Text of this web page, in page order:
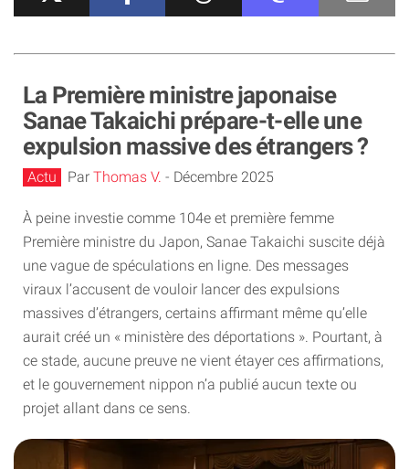
La Première ministre japonaise
Sanae Takaichi prépare-t-elle une
expulsion massive des étrangers ?
Actu Par Thomas V. - Décembre 2025
À peine investie comme 104e et première femme
Première ministre du Japon, Sanae Takaichi suscite déjà
une vague de spéculations en ligne. Des messages
viraux l’accusent de vouloir lancer des expulsions
massives d’étrangers, certains affirmant même qu’elle
aurait créé un « ministère des déportations ». Pourtant, à
ce stade, aucune preuve ne vient étayer ces affirmations,
et le gouvernement nippon n’a publié aucun texte ou
projet allant dans ce sens.